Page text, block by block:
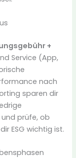
+
Service (App,
nach
sparen dir
prüfe, ob
ESG wichtig ist.